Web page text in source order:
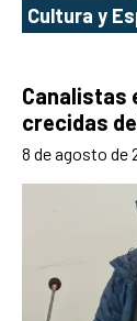
Cultura y
Canalistas
crecidas
8 de agosto de